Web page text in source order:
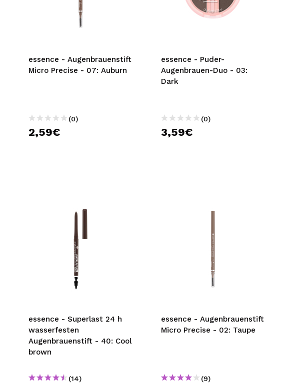
essence - Augenbrauenstift
Micro Precise - 07: Auburn
(0)
2,59€
essence - Puder-
Augenbrauen-Duo - 03:
Dark
(0)
3,59€
essence - Superlast 24 h
wasserfesten
Augenbrauenstift - 40: Cool
brown
(14)
essence - Augenbrauenstift
Micro Precise - 02: Taupe
(9)